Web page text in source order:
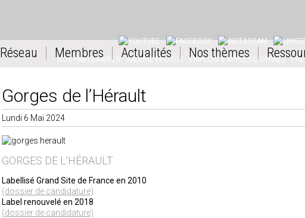
NOS PARTENAIRES GALERIE PHOTOS EMPLOIS & APPELS D'OFFRES
Réseau Membres Actualités Nos thèmes
Gorges de l’Hérault
Lundi 6 Mai 2024
GORGES DE L'HÉRAULT
Labellisé Grand Site de France en 2010
(dossier de candidature)
Label renouvelé en 2018
(dossier de candidature)